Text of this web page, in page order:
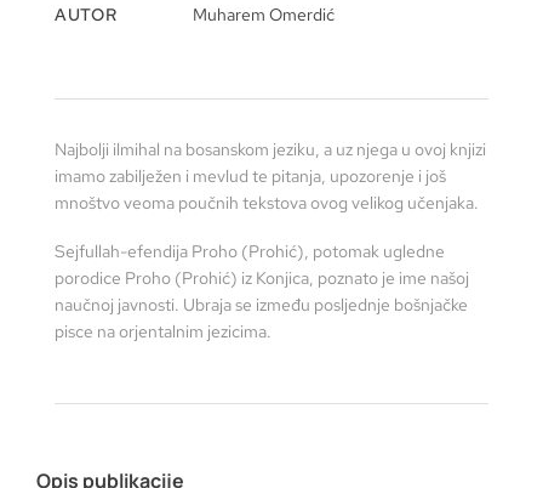
AUTOR Muharem Omerdić
Najbolji ilmihal na bosanskom jeziku, a uz njega u ovoj knjizi
imamo zabilježen i mevlud te pitanja, upozorenje i još
mnoštvo veoma poučnih tekstova ovog velikog učenjaka.
Sejfullah-efendija Proho (Prohić), potomak ugledne
porodice Proho (Prohić) iz Konjica, poznato je ime našoj
naučnoj javnosti. Ubraja se između posljednje bošnjačke
pisce na orjentalnim jezicima.
Opis publikacije